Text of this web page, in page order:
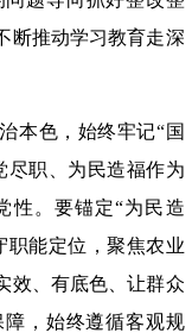
断推动学习教育走深
本色，始终牢记“国
尽职、为民造福作为
性。要锚定“为民造
职能定位，聚焦农业
效、有底色、让群众
，始终遵循客观规